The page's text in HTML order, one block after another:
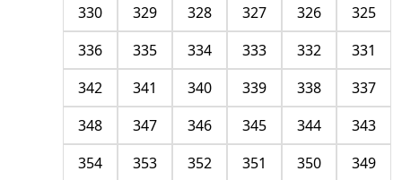
325
326
327
328
329
330
331
332
333
334
335
336
337
338
339
340
341
342
343
344
345
346
347
348
349
350
351
352
353
354